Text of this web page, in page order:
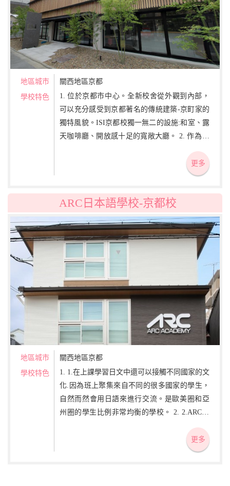
地區城市
關西地區京都
學校特色
1. 位於京都市中心。全新校舍從外觀到內部，
可以充分感受到京都著名的傳統建築-京町家的
獨特風貌。ISI京都校獨一無二的設施:和室、露
天咖啡廳、開放感十足的寬敞大廳。 2. 作為日
人的小班制。不僅與老師同學之間感覺更親近,
更多
ARC日本語學校-京都校
地區城市
關西地區京都
學校特色
1. 1.在上課學習日文中還可以接觸不同國家的文
化.因為班上聚集來自不同的很多國家的學生，
自然而然會用日語來進行交流。是歐美圈和亞
州圈的學生比例非常均衡的學校。 2. 2.ARC日
解多少語法，單詞，可是卻不能在實際對話中
使用，那就失去了學習的意義。學習日常生
更多